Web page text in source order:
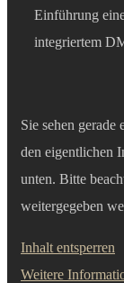
Einführung
integriertem
Sie sehen gerade
den eigentlichen
unten. Bitte
weitergegeben
Inhalt entsperren
Weitere